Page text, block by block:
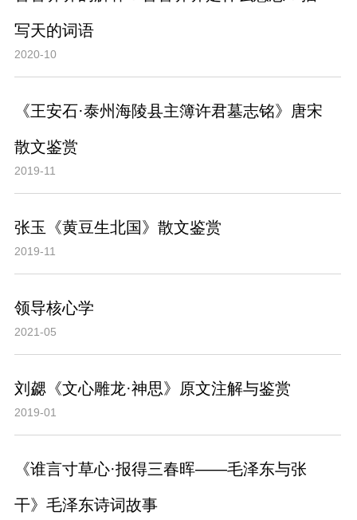
写天的词语
2020-10
《王安石·泰州海陵县主簿许君墓志铭》唐宋
散文鉴赏
2019-11
张玉《黄豆生北国》散文鉴赏
2019-11
领导核心学
2021-05
刘勰《文心雕龙·神思》原文注解与鉴赏
2019-01
《谁言寸草心·报得三春晖——毛泽东与张
干》毛泽东诗词故事